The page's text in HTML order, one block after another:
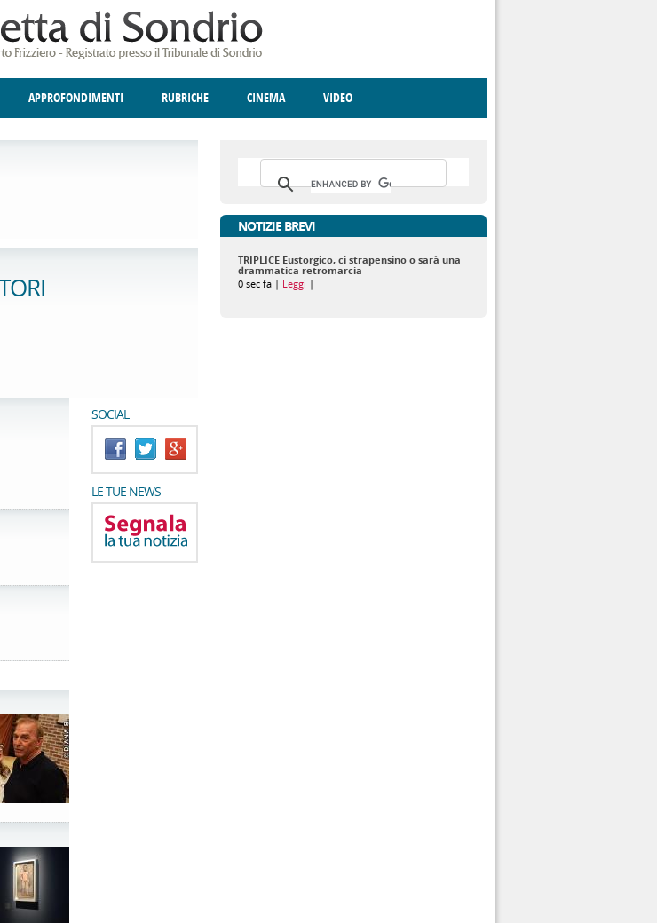
APPROFONDIMENTI
CULTURA E SPETTACOLI
RUBRICHE
ANGOLO DELLE IDEE FATTI DELLO SPIRITO
CINEMA VIDEO
NOTIZIE BREVI
TRIPLICE Eustorgico, ci strapensino o sarà una
drammatica retromarcia
0 sec fa | Leggi |
SOCIAL
LE TUE NEWS